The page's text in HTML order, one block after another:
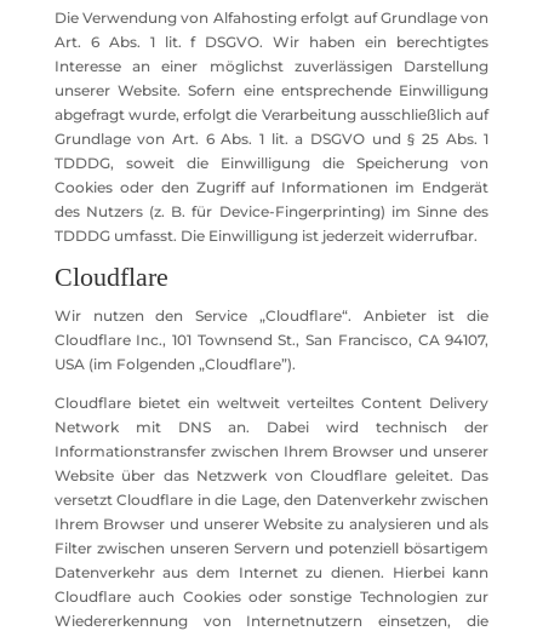
Die Verwendung von Alfahosting erfolgt auf Grundlage von
Art. 6 Abs. 1 lit. f DSGVO. Wir haben ein berechtigtes
Interesse an einer möglichst zuverlässigen Darstellung
unserer Website. Sofern eine entsprechende Einwilligung
abgefragt wurde, erfolgt die Verarbeitung ausschließlich auf
Grundlage von Art. 6 Abs. 1 lit. a DSGVO und § 25 Abs. 1
TDDDG, soweit die Einwilligung die Speicherung von
Cookies oder den Zugriff auf Informationen im Endgerät
des Nutzers (z. B. für Device-Fingerprinting) im Sinne des
TDDDG umfasst. Die Einwilligung ist jederzeit widerrufbar.
Cloudflare
Wir nutzen den Service „Cloudflare“. Anbieter ist die
Cloudflare Inc., 101 Townsend St., San Francisco, CA 94107,
USA (im Folgenden „Cloudflare”).
Cloudflare bietet ein weltweit verteiltes Content Delivery
Network mit DNS an. Dabei wird technisch der
Informationstransfer zwischen Ihrem Browser und unserer
Website über das Netzwerk von Cloudflare geleitet. Das
versetzt Cloudflare in die Lage, den Datenverkehr zwischen
Ihrem Browser und unserer Website zu analysieren und als
Filter zwischen unseren Servern und potenziell bösartigem
Datenverkehr aus dem Internet zu dienen. Hierbei kann
Cloudflare auch Cookies oder sonstige Technologien zur
Wiedererkennung von Internetnutzern einsetzen, die